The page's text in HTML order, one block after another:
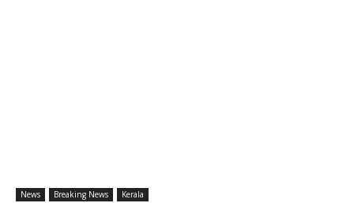
News Breaking News Kerala